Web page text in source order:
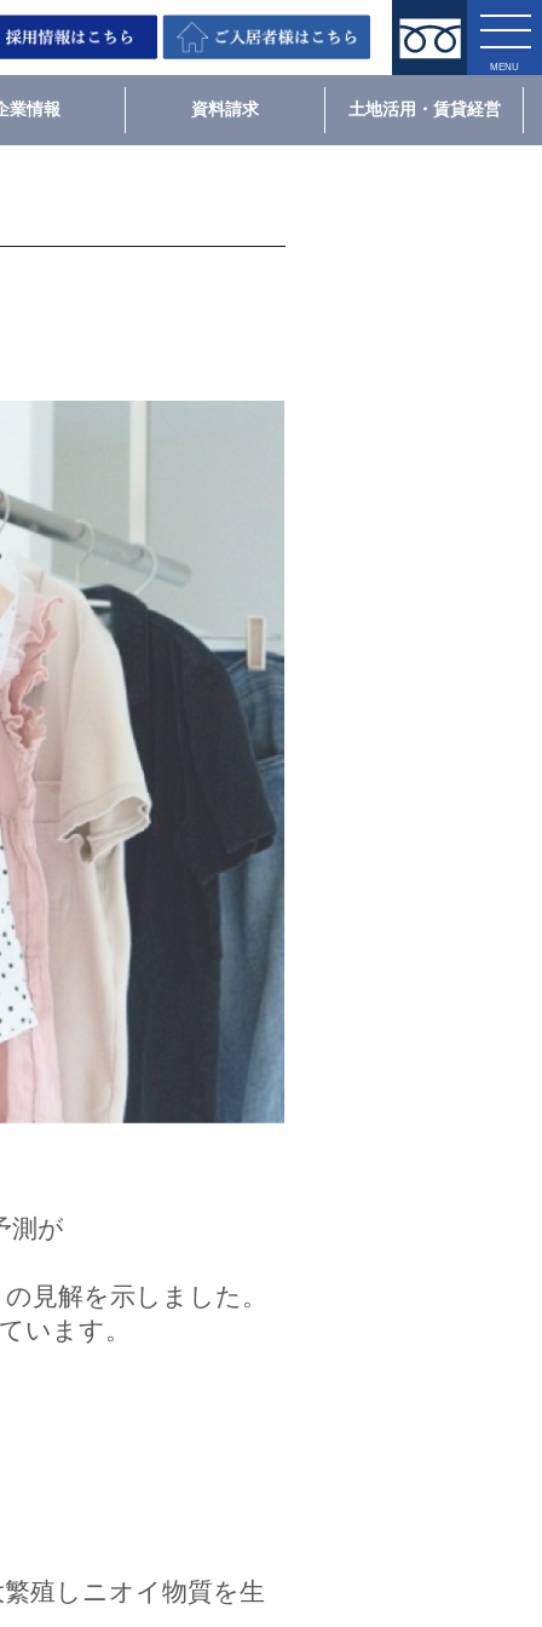
業情報 資料請求 土地活用・賃貸経営
測が
見解を示しました。
います。
殖しニオイ物質を生